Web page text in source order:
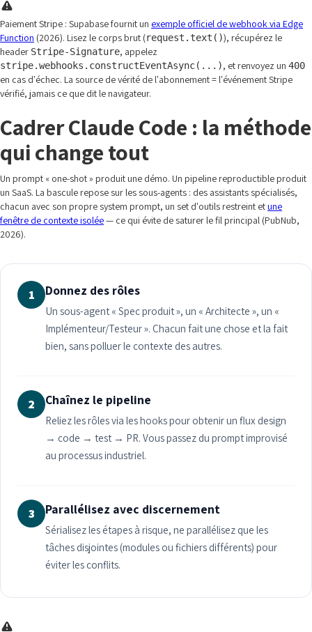
Paiement Stripe : Supabase fournit un exemple officiel de webhook via Edge
Function (2026). Lisez le corps brut (request.text()), récupérez le
header Stripe-Signature, appelez
stripe.webhooks.constructEventAsync(...), et renvoyez un 400
en cas d'échec. La source de vérité de l'abonnement = l'événement Stripe
vérifié, jamais ce que dit le navigateur.
Cadrer Claude Code : la méthode
qui change tout
Un prompt « one-shot » produit une démo. Un pipeline reproductible produit
un SaaS. La bascule repose sur les sous-agents : des assistants spécialisés,
chacun avec son propre system prompt, un set d'outils restreint etune
fenêtre de contexte isolée— ce qui évite de saturer le fil principal (PubNub,
2026).
1 Donnez des rôles
Un sous-agent « Spec produit », un « Architecte », un «
Implémenteur/Testeur ». Chacun fait une chose et la fait
bien, sans polluer le contexte des autres.
2 Chaînez le pipeline
Reliez les rôles via les hooks pour obtenir un flux design
→ code → test → PR. Vous passez du prompt improvisé
au processus industriel.
3 Parallélisez avec discernement
Sérialisez les étapes à risque, ne parallélisez que les
tâches disjointes (modules ou fichiers différents) pour
éviter les conflits.